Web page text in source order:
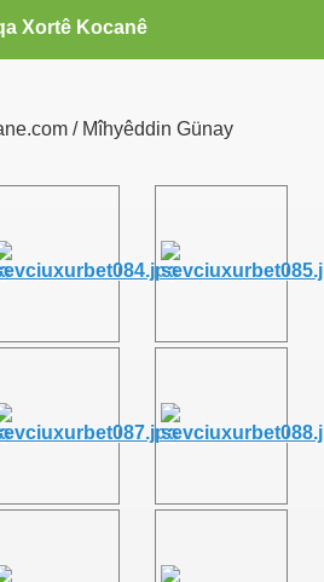
Xortê Kocanê
/ Mîhyêddin Günay